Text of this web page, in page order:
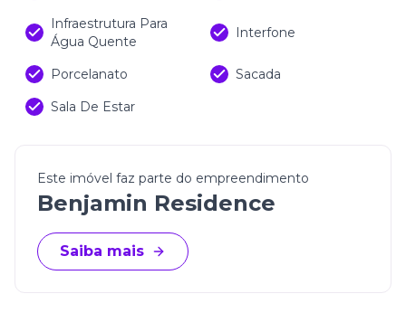
Infraestrutura Para
Água Quente
Interfone
Porcelanato
Sacada
Sala De Estar
Este imóvel faz parte do empreendimento
Benjamin Residence
Saiba mais